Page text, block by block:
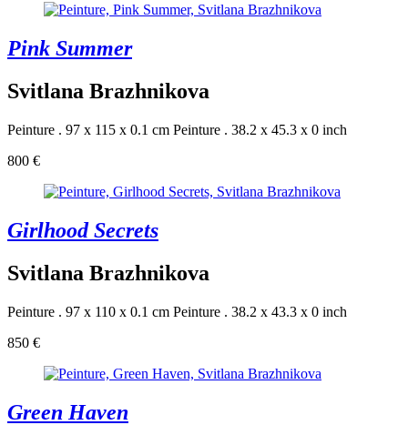
Pink Summer
Svitlana Brazhnikova
Peinture . 97 x 115 x 0.1 cm Peinture . 38.2 x 45.3 x 0 inch
800 €
Girlhood Secrets
Svitlana Brazhnikova
Peinture . 97 x 110 x 0.1 cm Peinture . 38.2 x 43.3 x 0 inch
850 €
Green Haven